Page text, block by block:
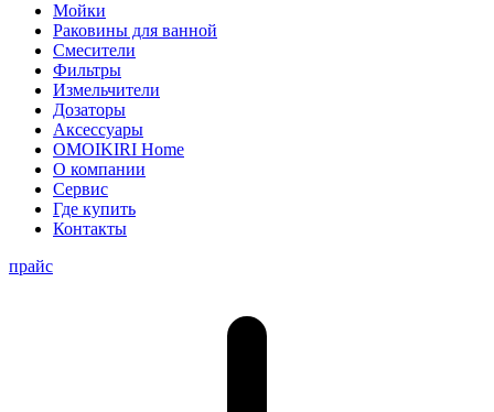
Мойки
Раковины для ванной
Смесители
Фильтры
Измельчители
Дозаторы
Аксессуары
OMOIKIRI Home
О компании
Сервис
Где купить
Контакты
прайс